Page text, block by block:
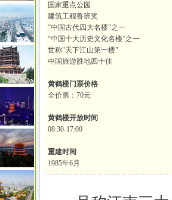
国家重点公园
建筑工程鲁班奖
“中国古代四大名楼”之一
“中国十大历史文化名楼”之一
世称"天下江山第一楼"
中国旅游胜地四十佳
黄鹤楼门票价格
全价票：70元
黄鹤楼开放时间
08:30-17:00
重建时间
1985年6月